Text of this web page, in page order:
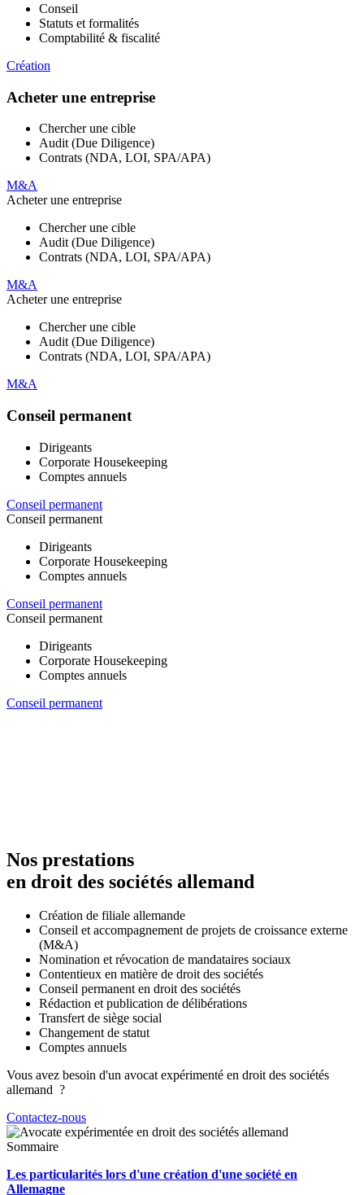
Conseil
Statuts et formalités
Comptabilité & fiscalité
Création
Acheter une entreprise
Chercher une cible
Audit (Due Diligence)
Contrats (NDA, LOI, SPA/APA)
M&A
Acheter une entreprise
Chercher une cible
Audit (Due Diligence)
Contrats (NDA, LOI, SPA/APA)
M&A
Acheter une entreprise
Chercher une cible
Audit (Due Diligence)
Contrats (NDA, LOI, SPA/APA)
M&A
Conseil permanent
Dirigeants
Corporate Housekeeping
Comptes annuels
Conseil permanent
Conseil permanent
Dirigeants
Corporate Housekeeping
Comptes annuels
Conseil permanent
Conseil permanent
Dirigeants
Corporate Housekeeping
Comptes annuels
Conseil permanent
Nos prestations
en droit des sociétés allemand
Création de filiale allemande
Conseil et accompagnement de projets de croissance externe
(M&A)
Nomination et révocation de mandataires sociaux
Contentieux en matière de droit des sociétés
Conseil permanent en droit des sociétés
Rédaction et publication de délibérations
Transfert de siège social
Changement de statut
Comptes annuels
Vous avez besoin d'un avocat expérimenté en droit des sociétés
allemand ?
Contactez-nous
Sommaire
Les particularités lors d'une création d'une société en
Allemagne